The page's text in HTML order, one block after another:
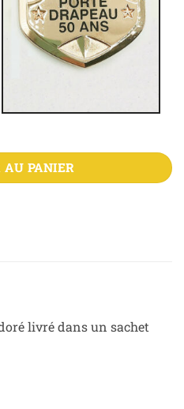
AU PANIER
livré dans un sachet